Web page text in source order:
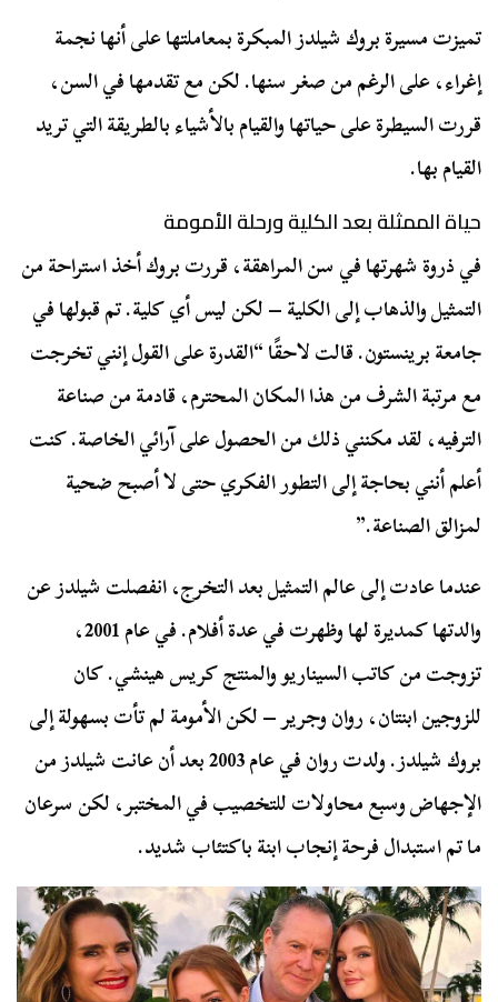
تميزت مسيرة بروك شيلدز المبكرة بمعاملتها على أنها نجمة
إغراء، على الرغم من صغر سنها. لكن مع تقدمها في السن،
قررت السيطرة على حياتها والقيام بالأشياء بالطريقة التي تريد
القيام بها.
حياة الممثلة بعد الكلية ورحلة الأمومة
في ذروة شهرتها في سن المراهقة، قررت بروك أخذ استراحة من
التمثيل والذهاب إلى الكلية – لكن ليس أي كلية. تم قبولها في
جامعة برينستون. قالت لاحقًا “القدرة على القول إنني تخرجت
مع مرتبة الشرف من هذا المكان المحترم، قادمة من صناعة
الترفيه، لقد مكنني ذلك من الحصول على آرائي الخاصة. كنت
أعلم أنني بحاجة إلى التطور الفكري حتى لا أصبح ضحية
لمزالق الصناعة.”
عندما عادت إلى عالم التمثيل بعد التخرج، انفصلت شيلدز عن
والدتها كمديرة لها وظهرت في عدة أفلام. في عام 2001،
تزوجت من كاتب السيناريو والمنتج كريس هينشي. كان
للزوجين ابنتان، روان وجرير – لكن الأمومة لم تأت بسهولة إلى
بروك شيلدز. ولدت روان في عام 2003 بعد أن عانت شيلدز من
الإجهاض وسبع محاولات للتخصيب في المختبر، لكن سرعان
ما تم استبدال فرحة إنجاب ابنة باكتئاب شديد.